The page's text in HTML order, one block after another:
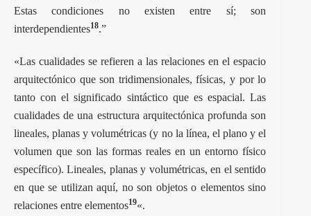
Estas condiciones no existen entre sí; son
interdependientes18.”
«Las cualidades se refieren a las relaciones en el espacio
arquitectónico que son tridimensionales, físicas, y por lo
tanto con el significado sintáctico que es espacial. Las
cualidades de una estructura arquitectónica profunda son
lineales, planas y volumétricas (y no la línea, el plano y el
volumen que son las formas reales en un entorno físico
específico). Lineales, planas y volumétricas, en el sentido
en que se utilizan aquí, no son objetos o elementos sino
relaciones entre elementos19«.